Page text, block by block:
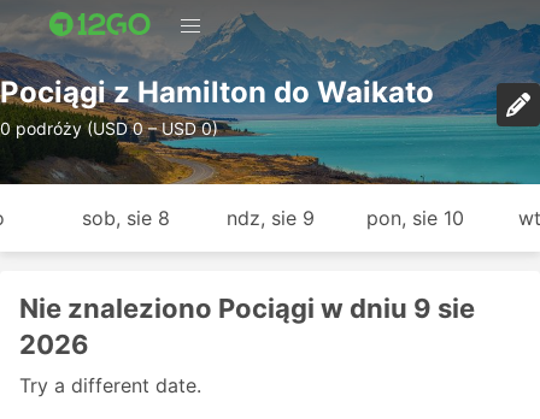
Pociągi z Hamilton do Waikato
0 podróży (USD 0 – USD 0)
sob, sie 8 ndz, sie 9 pon, sie 10
Nie znaleziono Pociągi w dniu 9 sie
2026
Try a different date.